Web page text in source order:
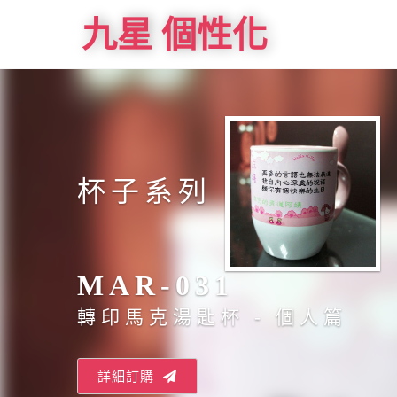
九星 個性化
杯子系列
MAR-031
轉印馬克湯匙杯 - 個人篇
詳細訂購